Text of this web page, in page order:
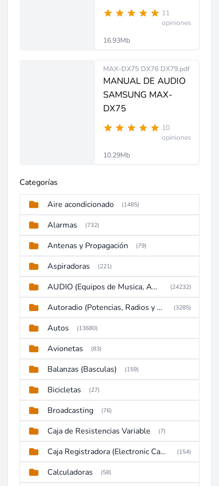
11
opiniones
16.93Mb
MAX-DX75 DX76 DX79.pdf
MANUAL DE AUDIO
SAMSUNG MAX-
DX75
10
opiniones
10.29Mb
Categorías
Aire acondicionado (1485)
Alarmas (732)
Antenas y Propagación (79)
Aspiradoras (221)
AUDIO (Equipos de Musica, Amplificadores, Reproductores, Etc) (24232)
Autoradio (Potencias, Radios y DVD) (3285)
Autos (13680)
Avionetas (83)
Balanzas (Basculas) (159)
Bicicletas (27)
Broadcasting (76)
Caja de Resistencias Variable (7)
Caja Registradora (Electronic Cash Register) (154)
Calculadoras (58)